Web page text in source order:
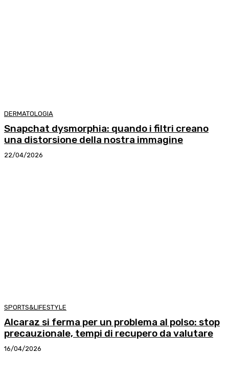
DERMATOLOGIA
Snapchat dysmorphia: quando i filtri creano
una distorsione della nostra immagine
22/04/2026
SPORTS&LIFESTYLE
Alcaraz si ferma per un problema al polso: stop
precauzionale, tempi di recupero da valutare
16/04/2026